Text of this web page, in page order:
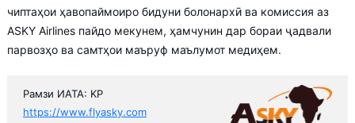
чиптаҳои ҳавопаймоиро бидуни болонархӣ ва комиссия аз
ASKY Airlines пайдо мекунем, ҳамчунин дар бораи ҷадвали
парвозҳо ва самтҳои маъруф маълумот медиҳем.
Рамзи ИАТА: KP
https://www.flyasky.com